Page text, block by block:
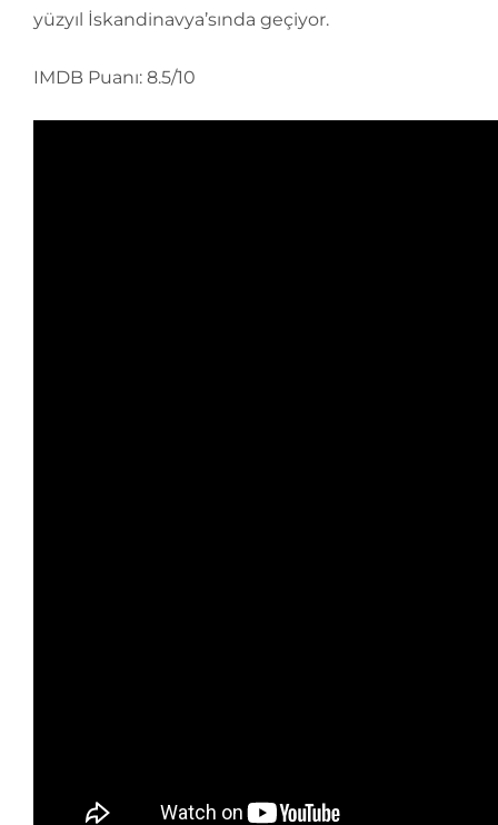
yüzyıl İskandinavya’sında geçiyor.
IMDB Puanı: 8.5/10